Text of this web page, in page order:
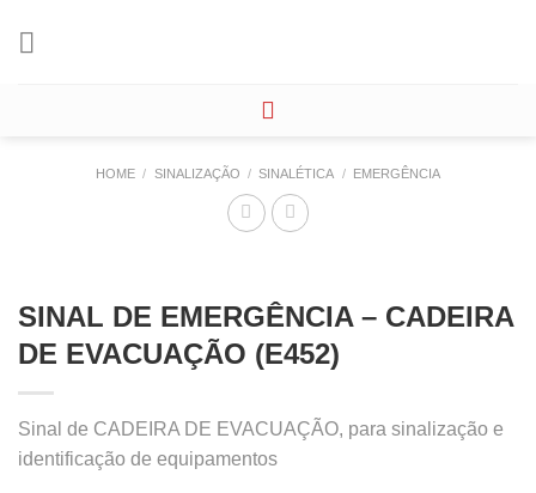
HOME / SINALIZAÇÃO / SINALÉTICA / EMERGÊNCIA
SINAL DE EMERGÊNCIA – CADEIRA
DE EVACUAÇÃO (E452)
Sinal de CADEIRA DE EVACUAÇÃO, para sinalização e
identificação de equipamentos